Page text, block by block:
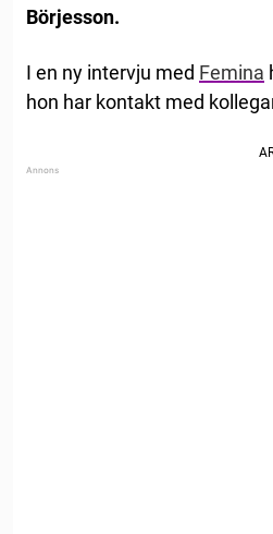
Börjesson.
I en ny intervju med Femina
hon har kontakt med